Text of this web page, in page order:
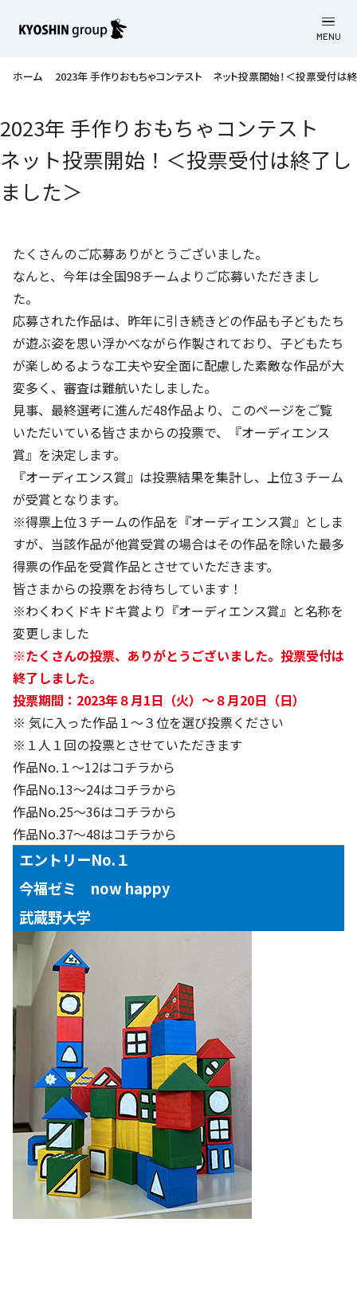
MENU
お知らせ
会社案内
会社案内
企業理念
社長挨拶
Company’s Profile
沿革
社歌
京進グループが目指す姿
子会社および関係会社
フランチャイズ事業
ソーシャルメディア公式アカウント
事業一覧
学習塾
学習塾について
ライフキャリア
育児・暮らし
京進グループの事業所
京進グループについて
お客さま満足度向上の取り組み
労働環境向上の取り組み
人材育成の取り組み
CSRレポート
社会貢献活動
ミャンマーへの支援活動
オリジナルバッグプロジェクト
清華・京進発展フォーラム
立木奨学金
価値創造の取り組み
DX（デジタル変革）
DXビジョン・DX戦略
Kyoshin Digital Academy
卓越した安全・安心を目指して
基本方針
安全と安心への取り組み
安全・安心にお通いいただくために
活動報告
お客様相談センター
メッセージアーカイブス
株主・投資家向け情報
株主・株式関連情報
株主・投資家の皆さまへ
ビジョン／経営方針
連結業績・財務
IRライブラリー
IRカレンダー
ディスクロージャーポリシー
よくあるご質問
免責事項
IRお問合せ
採用情報
採用情報
京進リクルートInstagram
新卒採用情報
新卒採用デジタルパンフレット
中途採用
講師（アルバイト）募集
保育事業 採用
日本語教育事業 採用
介護事業 採用
お問い合わせ
利用規約
個人情報保護方針
特別警報発令時の授業について
Copyright © KYOSHIN Co., Ltd. All rights reserved.
ホーム 2023年 手作りおもちゃコンテスト ネット投票開始！＜投票受付は
2023年 手作りおもちゃコンテスト
ネット投票開始！＜投票受付は終了し
ました＞
たくさんのご応募ありがとうございました。
なんと、今年は全国98チームよりご応募いただきまし
た。
応募された作品は、昨年に引き続きどの作品も子どもたち
が遊ぶ姿を思い浮かべながら作製されており、子どもたち
が楽しめるような工夫や安全面に配慮した素敵な作品が大
変多く、審査は難航いたしました。
見事、最終選考に進んだ48作品より、このページをご覧
いただいている皆さまからの投票で、『オーディエンス
賞』を決定します。
『オーディエンス賞』は投票結果を集計し、上位３チーム
が受賞となります。
※得票上位３チームの作品を『オーディエンス賞』としま
すが、当該作品が他賞受賞の場合はその作品を除いた最多
得票の作品を受賞作品とさせていただきます。
皆さまからの投票をお待ちしています！
※わくわくドキドキ賞より『オーディエンス賞』と名称を
変更しました
※たくさんの投票、ありがとうございました。投票受付は
終了しました。
投票期間：2023年８月1日（火）～８月20日（日）
※ 気に入った作品１～３位を選び投票ください
※１人１回の投票とさせていただきます
作品No.１～12はコチラから
作品No.13～24はコチラから
作品No.25～36はコチラから
作品No.37～48はコチラから
エントリーNo.１
今福ゼミ now happy
武蔵野大学